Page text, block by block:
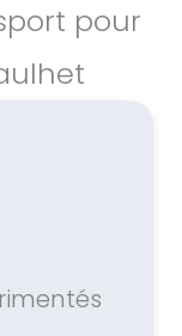
pour